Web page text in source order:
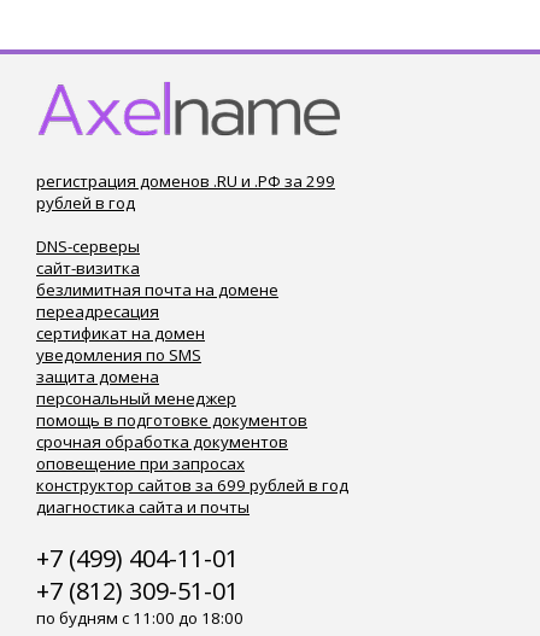
регистрация доменов .RU и .РФ за 299
рублей в год
DNS-серверы
сайт-визитка
безлимитная почта на домене
переадресация
сертификат на домен
уведомления по SMS
защита домена
персональный менеджер
помощь в подготовке документов
срочная обработка документов
оповещение при запросах
конструктор сайтов за 699 рублей в год
диагностика сайта и почты
+7 (499) 404-11-01
+7 (812) 309-51-01
по будням с 11:00 до 18:00